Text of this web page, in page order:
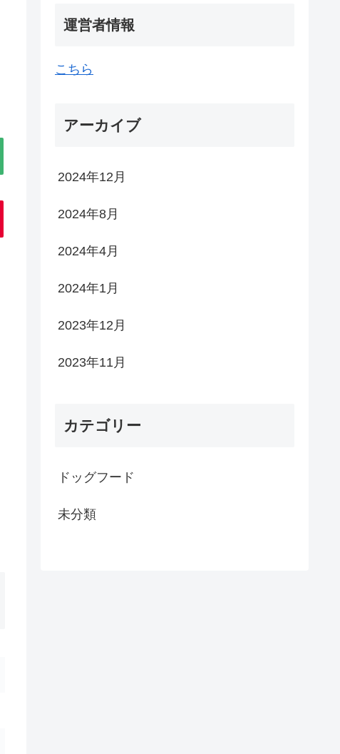
運営者情報
こちら
アーカイブ
2024年12月
2024年8月
2024年4月
2024年1月
2023年12月
2023年11月
カテゴリー
ドッグフード
未分類